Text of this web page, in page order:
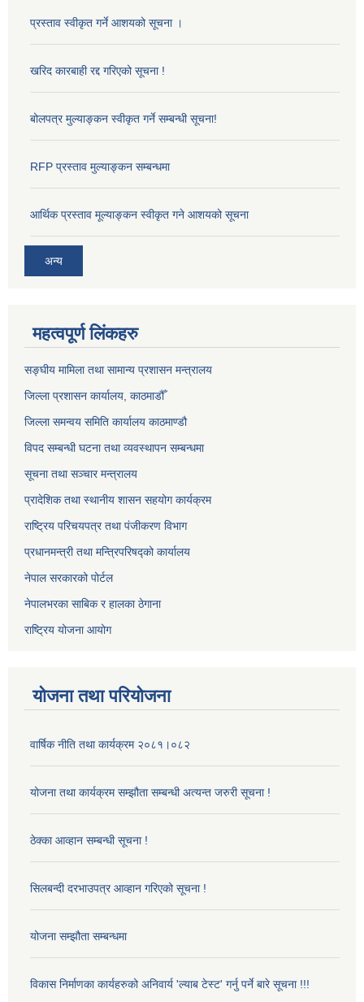
प्रस्ताव स्वीकृत गर्ने आशयको सूचना ।
खरिद कारबाही रद्द गरिएको सूचना !
बोलपत्र मुल्याङ्कन स्वीकृत गर्ने सम्बन्धी सूचना!
RFP प्रस्ताव मुल्याङ्कन सम्बन्धमा
आर्थिक प्रस्ताव मूल्याङ्कन स्वीकृत गने आशयको सूचना
अन्य
महत्वपूर्ण लिंकहरु
सङ्‍घीय मामिला तथा सामान्य प्रशासन मन्त्रालय
जिल्ला प्रशासन कार्यालय, काठमाडौँ
जिल्ला समन्वय समिति कार्यालय काठमाण्ड‌ौ
विपद सम्बन्धी घटना तथा व्यवस्थापन सम्बन्धमा
सूचना तथा सञ्चार मन्त्रालय
प्रादेशिक तथा स्थानीय शासन सहयोग कार्यक्रम
राष्ट्रिय परिचयपत्र तथा पंजीकरण विभाग
प्रधानमन्त्री तथा मन्त्रिपरिषद्को कार्यालय
नेपाल सरकारको पोर्टल
नेपालभरका साबिक र हालका ठेगाना
राष्ट्रिय योजना आयोग
योजना तथा परियोजना
वार्षिक नीति तथा कार्यक्रम २०८१।०८२
योजना तथा कार्यक्रम सम्झौता सम्बन्धी अत्यन्त जरुरी सूचना !
ठेक्का आव्हान सम्बन्धी सूचना !
सिलबन्दी दरभाउपत्र आव्हान गरिएको सूचना !
योजना सम्झौता सम्बन्धमा
विकास निर्माणका कार्यहरुको अनिवार्य 'ल्याब टेस्ट' गर्नु पर्ने बारे सूचना !!!